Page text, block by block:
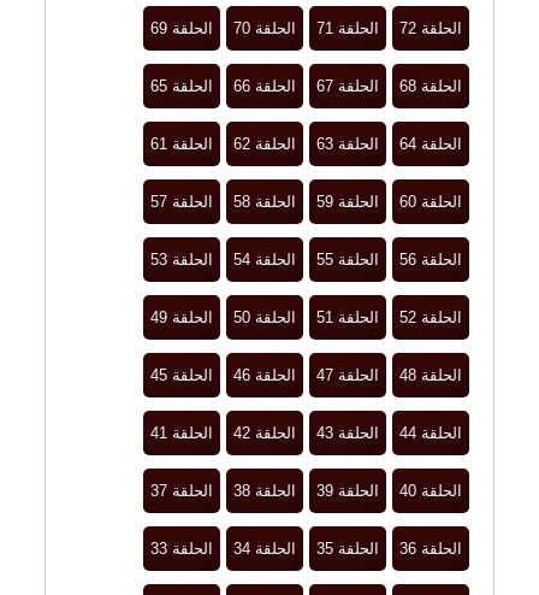
الحلقة 72 الحلقة 71 الحلقة 70 الحلقة 69
الحلقة 68 الحلقة 67 الحلقة 66 الحلقة 65
الحلقة 64 الحلقة 63 الحلقة 62 الحلقة 61
الحلقة 60 الحلقة 59 الحلقة 58 الحلقة 57
الحلقة 56 الحلقة 55 الحلقة 54 الحلقة 53
الحلقة 52 الحلقة 51 الحلقة 50 الحلقة 49
الحلقة 48 الحلقة 47 الحلقة 46 الحلقة 45
الحلقة 44 الحلقة 43 الحلقة 42 الحلقة 41
الحلقة 40 الحلقة 39 الحلقة 38 الحلقة 37
الحلقة 36 الحلقة 35 الحلقة 34 الحلقة 33